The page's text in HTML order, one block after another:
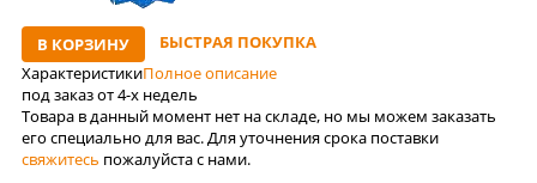
В КОРЗИНУ
БЫСТРАЯ ПОКУПКА
ХарактеристикиПолное описание
под заказ от 4-x недель
Товара в данный момент нет на складе, но мы можем заказать
его специально для вас. Для уточнения срока поставки
свяжитесь пожалуйста с нами.